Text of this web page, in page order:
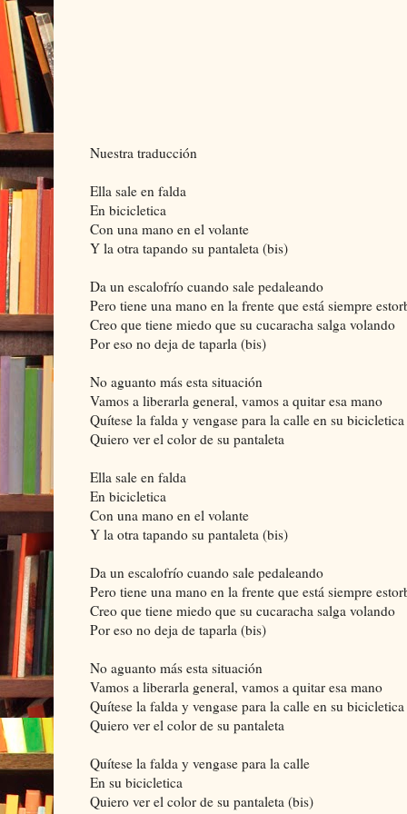
Nuestra traducción
Ella sale en falda
En bicicletica
Con una mano en el volante
Y la otra tapando su pantaleta (bis)
Da un escalofrío cuando sale pedaleando
Pero tiene una mano en la frente que está siempre
Creo que tiene miedo que su cucaracha salga volando
Por eso no deja de taparla (bis)
No aguanto más esta situación
Vamos a liberarla general, vamos a quitar esa mano
Quítese la falda y vengase para la calle en su bicicletica
Quiero ver el color de su pantaleta
Ella sale en falda
En bicicletica
Con una mano en el volante
Y la otra tapando su pantaleta (bis)
Da un escalofrío cuando sale pedaleando
Pero tiene una mano en la frente que está siempre
Creo que tiene miedo que su cucaracha salga volando
Por eso no deja de taparla (bis)
No aguanto más esta situación
Vamos a liberarla general, vamos a quitar esa mano
Quítese la falda y vengase para la calle en su bicicletica
Quiero ver el color de su pantaleta
Quítese la falda y vengase para la calle
En su bicicletica
Quiero ver el color de su pantaleta (bis)